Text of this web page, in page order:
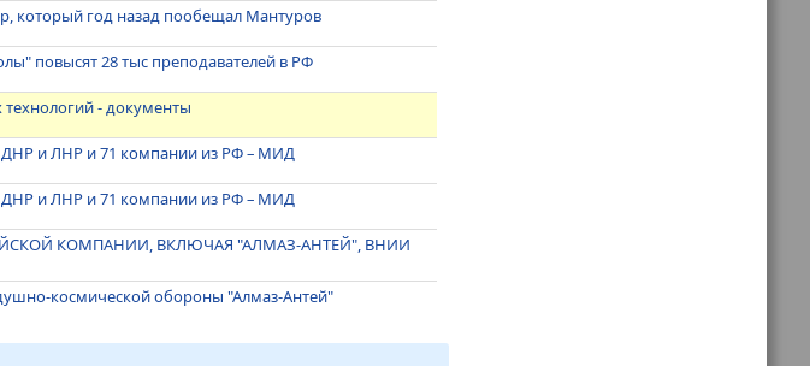
который год назад пообещал Мантуров
повысят 28 тыс преподавателей в РФ
- документы
ДНР и ЛНР и 71 компании из РФ – МИД
ДНР и ЛНР и 71 компании из РФ – МИД
КОМПАНИИ, ВКЛЮЧАЯ "АЛМАЗ-АНТЕЙ", ВНИИ
космической обороны "Алмаз-Антей"